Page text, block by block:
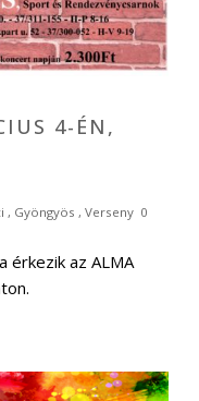
4-ÉN,
, Gyöngyös , Verseny 0
érkezik az ALMA